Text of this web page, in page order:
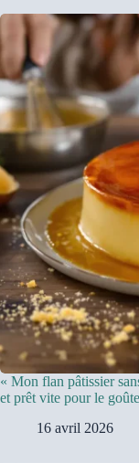
« Mon flan pâtissier
et prêt vite pour le
16 avril 2026